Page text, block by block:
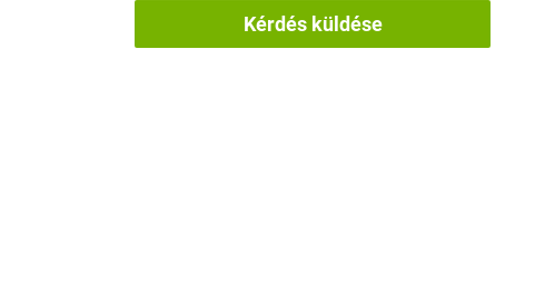
Kérdés küldése